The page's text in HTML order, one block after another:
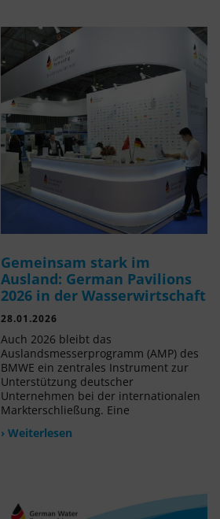
Gemeinsam stark im
Ausland: German Pavilions
2026 in der Wasserwirtschaft
28.01.2026
Auch 2026 bleibt das
Auslandsmesserprogramm (AMP) des
BMWE ein zentrales Instrument zur
Unterstützung deutscher
Unternehmen bei der internationalen
Markterschließung. Eine
› Weiterlesen